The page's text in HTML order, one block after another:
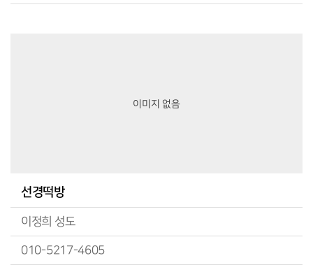
이미지 없음
선경떡방
이정희 성도
010-5217-4605